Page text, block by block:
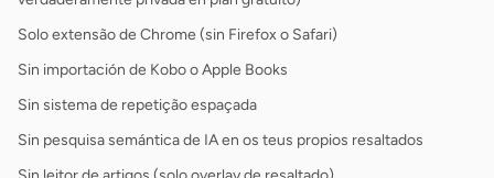
Solo extensão de Chrome (sin Firefox o Safari)
Sin importación de Kobo o Apple Books
Sin sistema de repetição espaçada
Sin pesquisa semántica de IA en os teus propios resaltados